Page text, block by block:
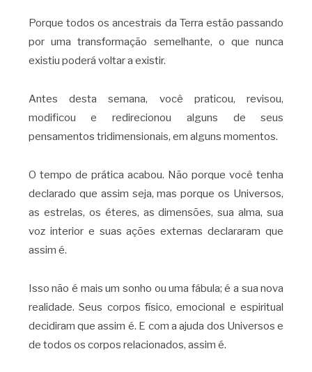
Porque todos os ancestrais da Terra estão passando
por uma transformação semelhante, o que nunca
existiu poderá voltar a existir.
Antes desta semana, você praticou, revisou,
modificou e redirecionou alguns de seus
pensamentos tridimensionais, em alguns momentos.
O tempo de prática acabou. Não porque você tenha
declarado que assim seja, mas porque os Universos,
as estrelas, os éteres, as dimensões, sua alma, sua
voz interior e suas ações externas declararam que
assim é.
Isso não é mais um sonho ou uma fábula; é a sua nova
realidade. Seus corpos físico, emocional e espiritual
decidiram que assim é. E com a ajuda dos Universos e
de todos os corpos relacionados, assim é.